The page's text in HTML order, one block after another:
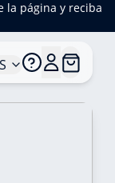
la página y reciba